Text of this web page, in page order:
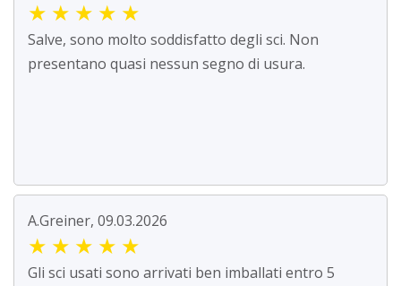
★ ★ ★ ★ ★
Salve, sono molto soddisfatto degli sci. Non
presentano quasi nessun segno di usura.
A.Greiner, 09.03.2026
★ ★ ★ ★ ★
Gli sci usati sono arrivati ben imballati entro 5